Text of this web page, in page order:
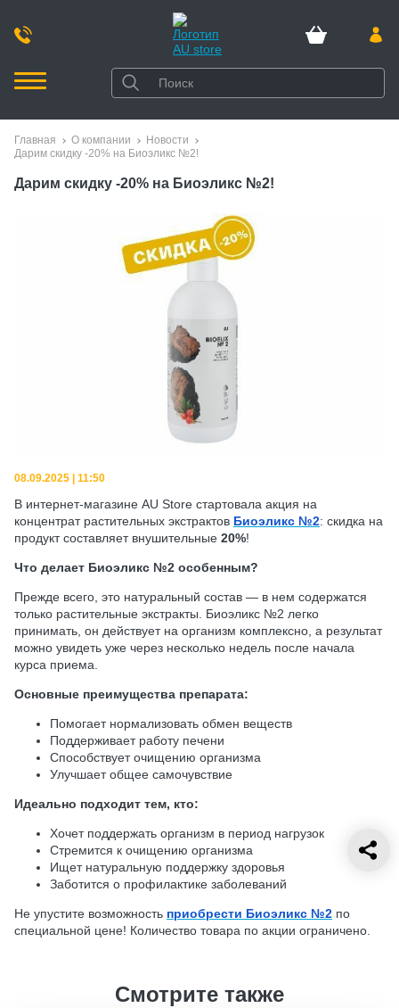
Главная О компании
Новости
Дарим скидку -20% на Биоэликс №2!
Дарим скидку -20% на Биоэликс №2!
08.09.2025 | 11:50
В интернет-магазине AU Store стартовала акция на
концентрат растительных экстрактов Биоэликс №2: скидка на
продукт составляет внушительные 20%!
Что делает Биоэликс №2 особенным?
Прежде всего, это натуральный состав — в нем содержатся
только растительные экстракты. Биоэликс №2 легко
принимать, он действует на организм комплексно, а результат
можно увидеть уже через несколько недель после начала
курса приема.
Основные преимущества препарата:
Помогает нормализовать обмен веществ
Поддерживает работу печени
Способствует очищению организма
Улучшает общее самочувствие
Идеально подходит тем, кто:
Хочет поддержать организм в период нагрузок
Стремится к очищению организма
Ищет натуральную поддержку здоровья
Заботится о профилактике заболеваний
Не упустите возможность приобрести Биоэликс №2 по
специальной цене! Количество товара по акции ограничено.
Смотрите также